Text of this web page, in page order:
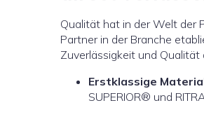
Qualität hat in der Welt der
Partner in der Branche
Zuverlässigkeit und Qualität
Erstklassige
SUPERIOR® und